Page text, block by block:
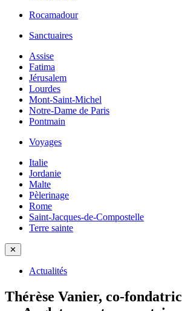
Rocamadour
Sanctuaires
Assise
Fatima
Jérusalem
Lourdes
Mont-Saint-Michel
Notre-Dame de Paris
Pontmain
Voyages
Italie
Jordanie
Malte
Pèlerinage
Rome
Saint-Jacques-de-Compostelle
Terre sainte
✕
Actualités
Thérèse Vanier, co-